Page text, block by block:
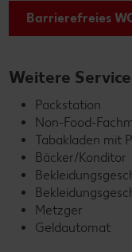
Barrierefreies
Weitere
Packstation
Non-Food-
Tabakladen mit
Bäcker/Konditor
Metzger
Geldautomat